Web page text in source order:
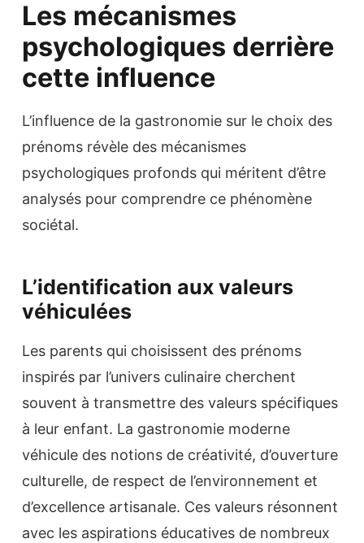
Les mécanismes
psychologiques derrière
cette influence
L’influence de la gastronomie sur le choix des
prénoms révèle des mécanismes
psychologiques profonds qui méritent d’être
analysés pour comprendre ce phénomène
sociétal.
L’identification aux valeurs
véhiculées
Les parents qui choisissent des prénoms
inspirés par l’univers culinaire cherchent
souvent à transmettre des valeurs spécifiques
à leur enfant. La gastronomie moderne
véhicule des notions de créativité, d’ouverture
culturelle, de respect de l’environnement et
d’excellence artisanale. Ces valeurs résonnent
avec les aspirations éducatives de nombreux